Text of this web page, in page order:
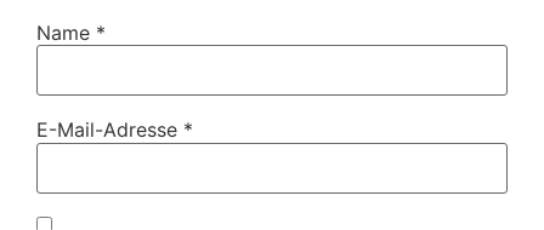
Name *
E-Mail-Adresse *